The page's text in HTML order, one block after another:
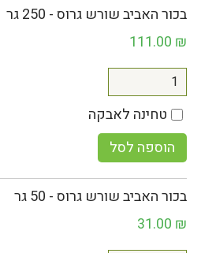
בכור האביב שורש גרוס - 250 גר
111.00 ₪
טחינה לאבקה
הוספה לסל
בכור האביב שורש גרוס - 50 גר
31.00 ₪